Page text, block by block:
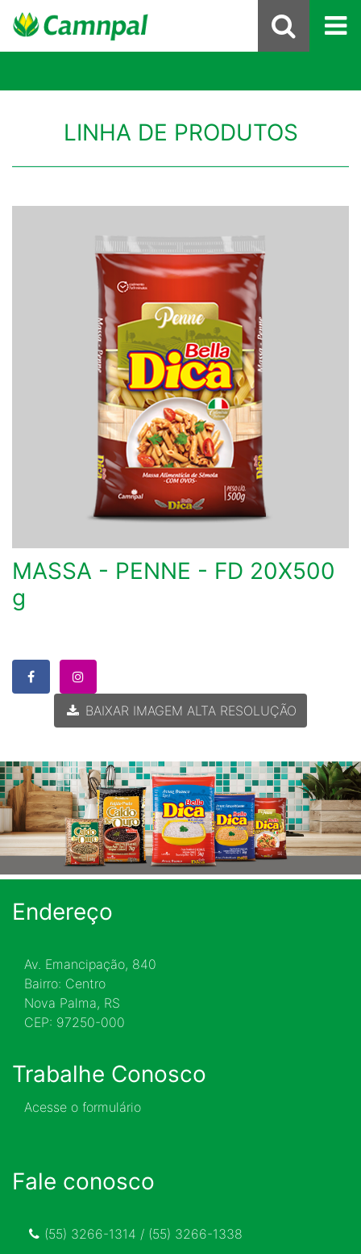
LINHA DE PRODUTOS
MASSA - PENNE - FD 20X500
g
BAIXAR IMAGEM ALTA RESOLUÇÃO
Endereço
Av. Emancipação, 840
Bairro: Centro
Nova Palma, RS
CEP: 97250-000
Trabalhe Conosco
Acesse o formulário
Fale conosco
(55) 3266-1314 / (55) 3266-1338